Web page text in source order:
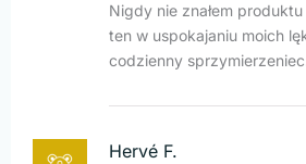
Nigdy nie znałem
ten w uspokajaniu moich
codzienny
Hervé F.